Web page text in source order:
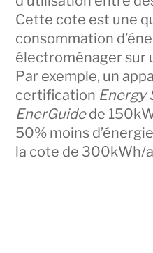
Cette cote est une
consommation
électroménager sur
Par exemple, un
certification Energy
EnerGuidede
50% moins
la cote de 300kWh/